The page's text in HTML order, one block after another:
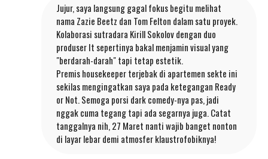
Jujur, saya langsung gagal fokus begitu melihat
nama Zazie Beetz dan Tom Felton dalam satu proyek.
Kolaborasi sutradara Kirill Sokolov dengan duo
produser It sepertinya bakal menjamin visual yang
"berdarah-darah" tapi tetap estetik.
Premis housekeeper terjebak di apartemen sekte ini
sekilas mengingatkan saya pada ketegangan Ready
or Not. Semoga porsi dark comedy-nya pas, jadi
nggak cuma tegang tapi ada segarnya juga. Catat
tanggalnya nih, 27 Maret nanti wajib banget nonton
di layar lebar demi atmosfer klaustrofobiknya!